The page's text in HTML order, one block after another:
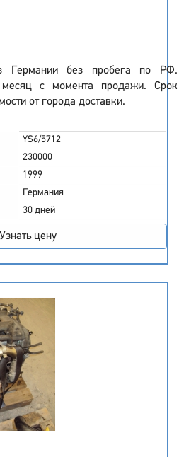
Германии без пробега по РФ.
с момента продажи. Срок
от города доставки.
YS6/5712
230000
1999
Германия
30 дней
Узнать цену